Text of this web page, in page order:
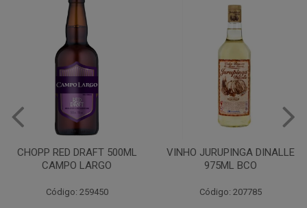
CHOPP RED DRAFT 500ML
CAMPO LARGO
Código: 259450
VINHO JURUPINGA DINALLE
975ML BCO
Código: 207785